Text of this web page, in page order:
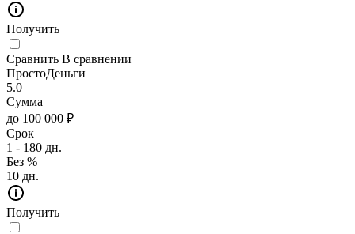
Получить
Сравнить В сравнении
ПростоДеньги
5.0
Сумма
до 100 000 ₽
Срок
1 - 180 дн.
Без %
10 дн.
Получить